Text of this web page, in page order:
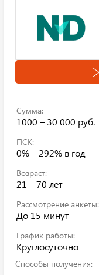
Сумма:
1000 – 30 000 руб.
ПСК:
0% – 292% в год
Возраст:
21 – 70 лет
Рассмотрение анкеты:
До 15 минут
График работы:
Круглосуточно
Способы получения: